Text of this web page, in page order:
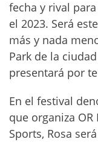
fecha y rival
el 2023. Será
más y nada
Park de la
presentará por
En el festival
que organiza
Sports, Rosa